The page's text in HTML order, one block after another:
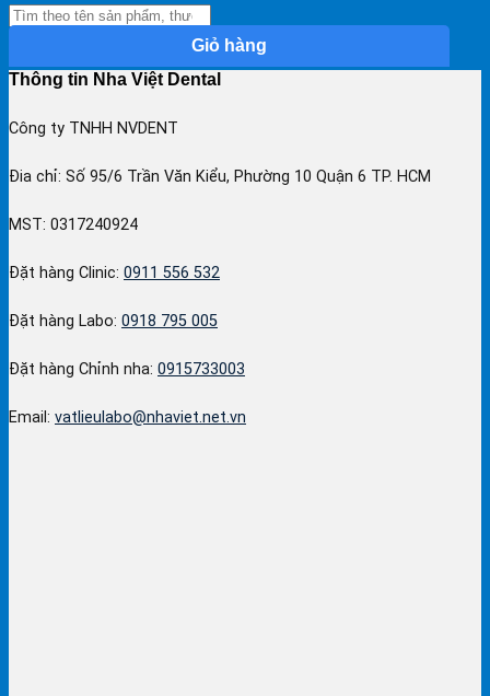
Giỏ hàng
Thông tin Nha Việt Dental
Công ty TNHH NVDENT
Đia chỉ: Số 95/6 Trần Văn Kiểu, Phường 10 Quận 6 TP. HCM
MST: 0317240924
Đặt hàng Clinic: 0911 556 532
Đặt hàng Labo: 0918 795 005
Đặt hàng Chỉnh nha: 0915733003
Email: vatlieulabo@nhaviet.net.vn